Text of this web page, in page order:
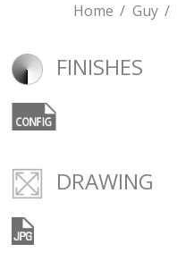
Home Guy
FINISHES
DRAWING